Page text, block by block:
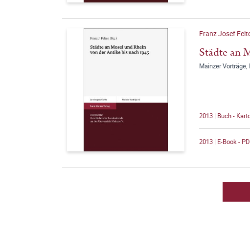
Franz Josef
Städte an
Mainzer Vorträge,
2013 | Buch -
2013 | E-Book -